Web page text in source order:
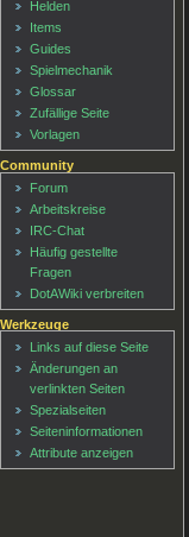
Helden
Items
Guides
Spielmechanik
Glossar
Zufällige Seite
Vorlagen
Community
Forum
Arbeitskreise
IRC-Chat
Häufig gestellte
Fragen
DotAWiki verbreiten
Werkzeuge
Links auf diese Seite
Änderungen an
verlinkten Seiten
Spezialseiten
Seiten­informationen
Attribute anzeigen